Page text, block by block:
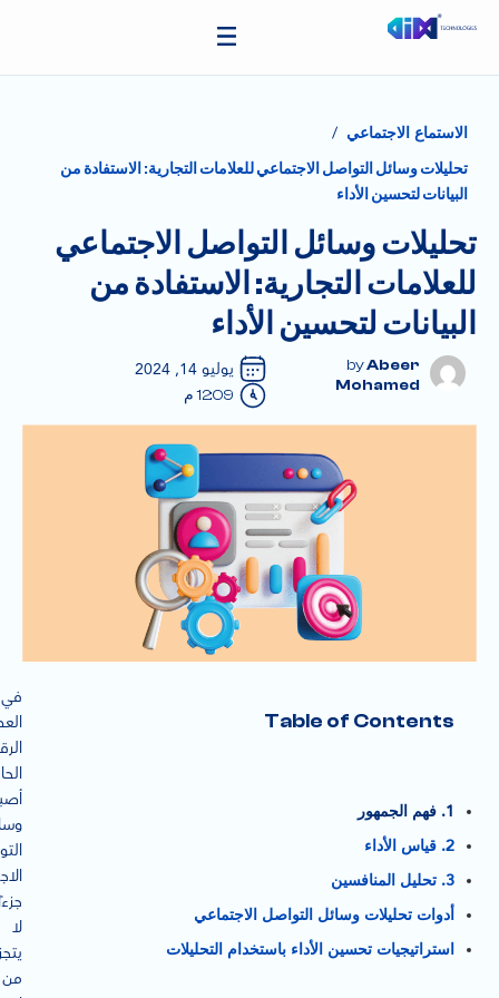
الاستماع الاجتماعي /
تحليلات وسائل التواصل الاجتماعي للعلامات التجارية: الاستفادة من
البيانات لتحسين الأداء
تحليلات وسائل التواصل الاجتماعي
للعلامات التجارية: الاستفادة من
البيانات لتحسين الأداء
Abeer
Mohamed
يوليو 14, 2024
12:09 م
Table of Contents
1. فهم الجمهور
2. قياس الأداء
3. تحليل المنافسين
أدوات تحليلات وسائل التواصل الاجتماعي
استراتيجيات تحسين الأداء باستخدام التحليلات
في
لا
من